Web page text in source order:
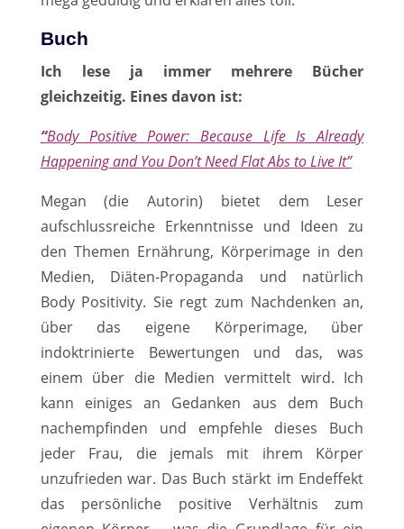
Buch
Ich lese ja immer mehrere Bücher
gleichzeitig. Eines davon ist:
“Body Positive Power: Because Life Is Already
Happening and You Don’t Need Flat Abs to Live It”
Megan (die Autorin) bietet dem Leser
aufschlussreiche Erkenntnisse und Ideen zu
den Themen Ernährung, Körperimage in den
Medien, Diäten-Propaganda und natürlich
Body Positivity. Sie regt zum Nachdenken an,
über das eigene Körperimage, über
indoktrinierte Bewertungen und das, was
einem über die Medien vermittelt wird. Ich
kann einiges an Gedanken aus dem Buch
nachempfinden und empfehle dieses Buch
jeder Frau, die jemals mit ihrem Körper
unzufrieden war. Das Buch stärkt im Endeffekt
das persönliche positive Verhältnis zum